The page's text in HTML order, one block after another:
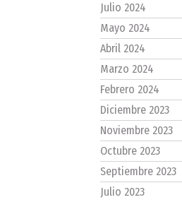
Julio 2024
Mayo 2024
Abril 2024
Marzo 2024
Febrero 2024
Diciembre 2023
Noviembre 2023
Octubre 2023
Septiembre 2023
Julio 2023